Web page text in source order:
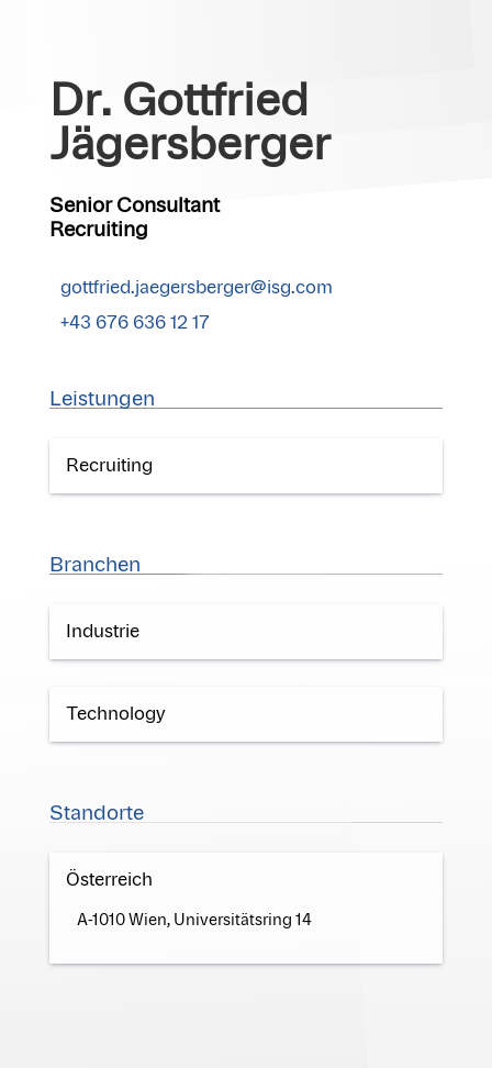
Dr. Gottfried
Jägersberger
Senior Consultant
Recruiting
gottfried.jaegersberger@isg.com
+43 676 636 12 17
Leistungen
Recruiting
Branchen
Industrie
Technology
Standorte
Österreich
A-1010 Wien, Universitätsring 14